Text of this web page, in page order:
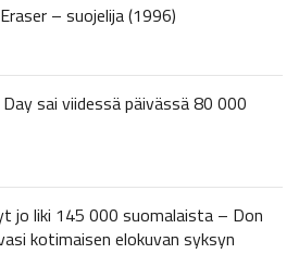
– suojelija (1996)
sai viidessä päivässä 80 000
jo liki 145 000 suomalaista – Don
kotimaisen elokuvan syksyn